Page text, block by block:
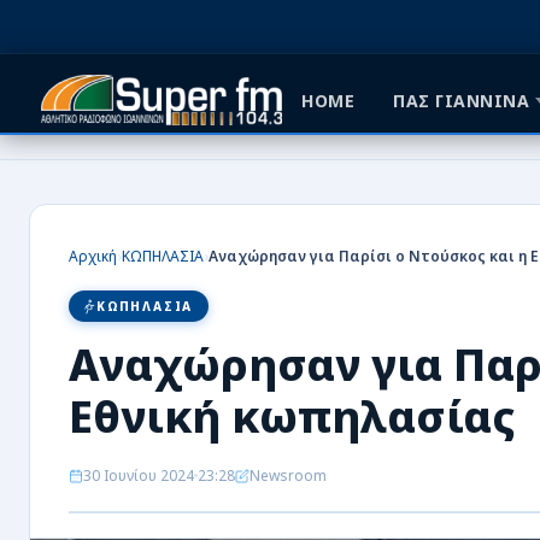
HOME ΠΑΣ ΓΙΑΝΝΙΝΑ
HOME
ΜΠΑΣΚΕΤ
Αρχική›ΚΩΠΗΛΑΣΙΑ›
ΚΩΠΗΛΑΣΙΑ
Αναχώρησαν για
Εθνική κωπηλασίας
30 Ιουνίου 2024 23:28 Newsroom